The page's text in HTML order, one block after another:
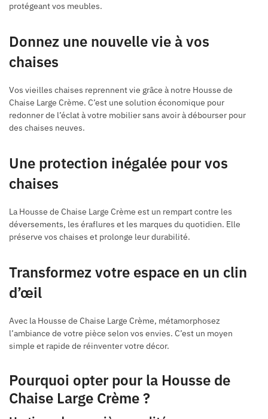
protégeant vos meubles.
Donnez une nouvelle vie à vos
chaises
Vos vieilles chaises reprennent vie grâce à notre Housse de
Chaise Large Crème. C’est une solution économique pour
redonner de l’éclat à votre mobilier sans avoir à débourser pour
des chaises neuves.
Une protection inégalée pour vos
chaises
La Housse de Chaise Large Crème est un rempart contre les
déversements, les éraflures et les marques du quotidien. Elle
préserve vos chaises et prolonge leur durabilité.
Transformez votre espace en un clin
d’œil
Avec la Housse de Chaise Large Crème, métamorphosez
l’ambiance de votre pièce selon vos envies. C’est un moyen
simple et rapide de réinventer votre décor.
Pourquoi opter pour la Housse de
Chaise Large Crème ?